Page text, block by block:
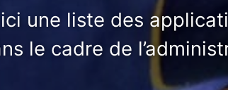
une liste des
le cadre de